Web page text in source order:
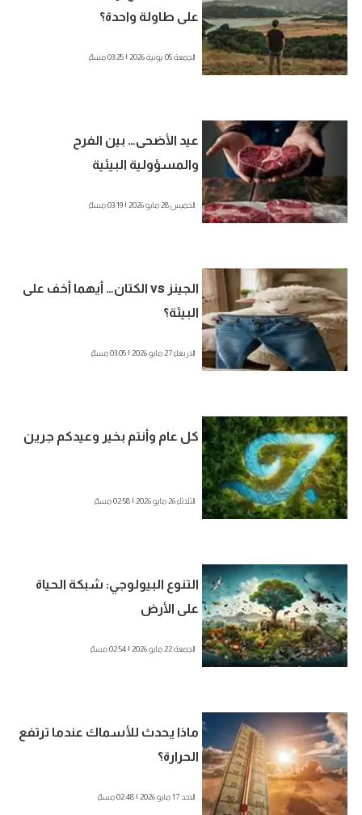
على طاولة واحدة؟
الجمعة 05 يونية 2026 | 03:25 مساءً
عيد الأضحى… بين الفرح
والمسؤولية البيئية
الخميس 28 مايو 2026 | 03:19 مساءً
الجينز vs الكتان… أيهما أخف على
البيئة؟
الاربعاء 27 مايو 2026 | 03:05 مساءً
كل عام وأنتم بخير وعيدكم جرين
الثلاثاء 26 مايو 2026 | 02:58 مساءً
التنوع البيولوجي: شبكة الحياة
على الأرض
الجمعة 22 مايو 2026 | 02:54 مساءً
ماذا يحدث للأسماك عندما ترتفع
الحرارة؟
الاحد 17 مايو 2026 | 02:48 مساءً